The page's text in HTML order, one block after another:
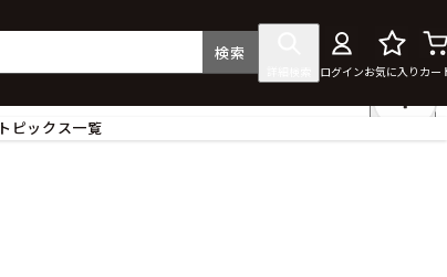
検索
ログインお気に入り カー
トピックス一覧